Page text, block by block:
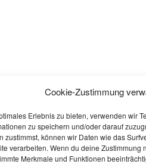
Cookie-Zustimmung
Erlebnis zu bieten, verwenden wir
zu speichern und/oder darauf
zustimmst, können wir Daten wie das
verarbeiten. Wenn du deine Zustimmung
Merkmale und Funktionen